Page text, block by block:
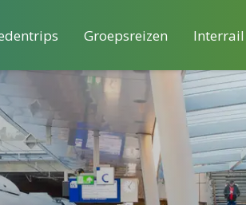
Groepsreizen Interrail